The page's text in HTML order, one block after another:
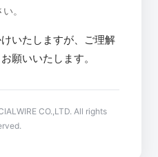
。
いたしますが、ご理解
願いいたします。
CO.,LTD. All rights